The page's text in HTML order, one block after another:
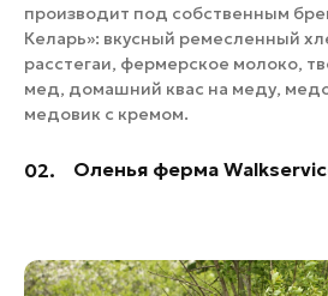
производит под собственным
Келарь»: вкусный ремесленный
расстегаи, фермерское молоко,
мед, домашний квас на меду,
медовик с кремом.
02. Оленья ферма